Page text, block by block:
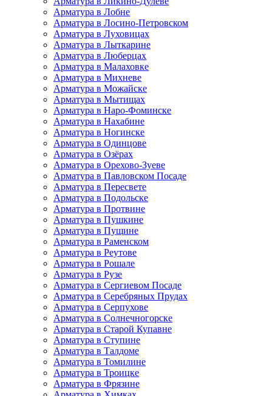
Арматура в Лобне
Арматура в Лосино-Петровском
Арматура в Луховицах
Арматура в Лыткарине
Арматура в Люберцах
Арматура в Малаховке
Арматура в Михневе
Арматура в Можайске
Арматура в Мытищах
Арматура в Наро-Фоминске
Арматура в Нахабине
Арматура в Ногинске
Арматура в Одинцове
Арматура в Озёрах
Арматура в Орехово-Зуеве
Арматура в Павловском Посаде
Арматура в Пересвете
Арматура в Подольске
Арматура в Протвине
Арматура в Пушкине
Арматура в Пущине
Арматура в Раменском
Арматура в Реутове
Арматура в Рошале
Арматура в Рузе
Арматура в Сергиевом Посаде
Арматура в Серебряных Прудах
Арматура в Серпухове
Арматура в Солнечногорске
Арматура в Старой Купавне
Арматура в Ступине
Арматура в Талдоме
Арматура в Томилине
Арматура в Троицке
Арматура в Фрязине